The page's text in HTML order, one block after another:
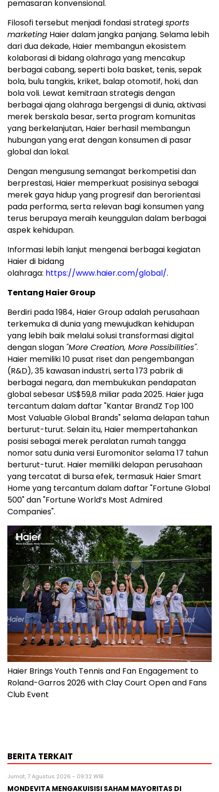
pemasaran konvensional.
Filosofi tersebut menjadi fondasi strategisports
marketing Haier dalam jangka panjang. Selama lebih
dari dua dekade, Haier membangun ekosistem
kolaborasi di bidang olahraga yang mencakup
berbagai cabang, seperti bola basket, tenis, sepak
bola, bulu tangkis, kriket, balap otomotif, hoki, dan
bola voli. Lewat kemitraan strategis dengan
berbagai ajang olahraga bergengsi di dunia, aktivasi
merek berskala besar, serta program komunitas
yang berkelanjutan, Haier berhasil membangun
hubungan yang erat dengan konsumen di pasar
global dan lokal.
Dengan mengusung semangat berkompetisi dan
berprestasi, Haier memperkuat posisinya sebagai
merek gaya hidup yang progresif dan berorientasi
pada performa, serta relevan bagi konsumen yang
terus berupaya meraih keunggulan dalam berbagai
aspek kehidupan.
Informasi lebih lanjut mengenai berbagai kegiatan
Haier di bidang
olahraga: https://www.haier.com/global/.
Tentang Haier Group
Berdiri pada 1984, Haier Group adalah perusahaan
terkemuka di dunia yang mewujudkan kehidupan
yang lebih baik melalui solusi transformasi digital
dengan slogan "More Creation, More Possibilities".
Haier memiliki 10 pusat riset dan pengembangan
(R&D), 35 kawasan industri, serta 173 pabrik di
berbagai negara, dan membukukan pendapatan
global sebesar US$59,8 miliar pada 2025. Haier juga
tercantum dalam daftar "Kantar BrandZ Top 100
Most Valuable Global Brands" selama delapan tahun
berturut-turut. Selain itu, Haier mempertahankan
posisi sebagai merek peralatan rumah tangga
nomor satu dunia versi Euromonitor selama 17 tahun
berturut-turut. Haier memiliki delapan perusahaan
yang tercatat di bursa efek, termasuk Haier Smart
Home yang tercantum dalam daftar "Fortune Global
500" dan "Fortune World’s Most Admired
Companies".
Haier Brings Youth Tennis and Fan Engagement to
Roland-Garros 2026 with Clay Court Open and Fans
Club Event
BERITA TERKAIT
Jumat, 7 Agustus 2026 - 09:32 WIB
MONDEVITA MENGAKUISISI SAHAM MAYORITAS DI